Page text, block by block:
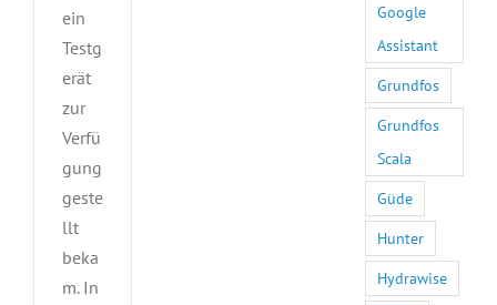
ein
Testg
erät
zur
Verfü
gung
geste
llt
beka
m. In
Google
Assistant
Grundfos
Grundfos
Scala
Güde
Hunter
Hydrawise